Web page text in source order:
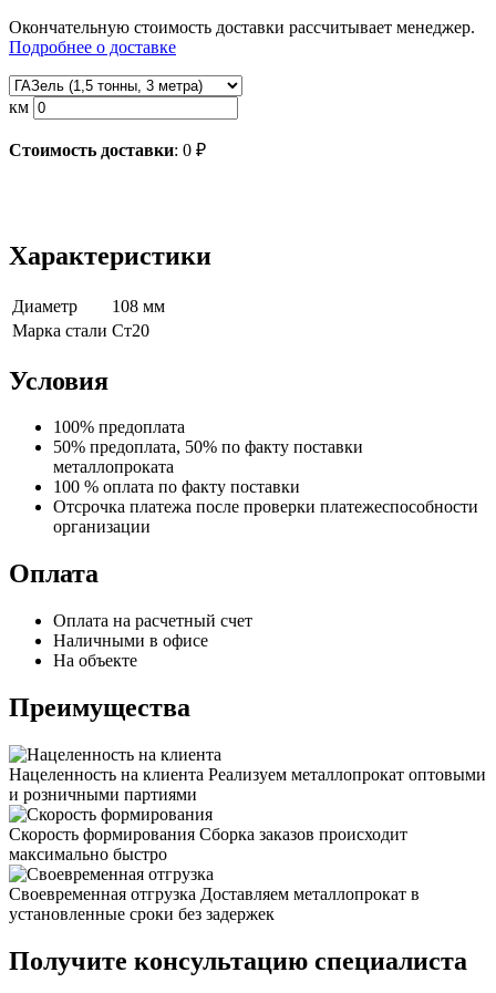
Окончательную стоимость доставки рассчитывает менеджер.
Подробнее о доставке
км
Стоимость доставки: 0 ₽
Характеристики
Диаметр
108 мм
Марка стали Ст20
Условия
100% предоплата
50% предоплата, 50% по факту поставки
металлопроката
100 % оплата по факту поставки
Отсрочка платежа после проверки платежеспособности
организации
Оплата
Оплата на расчетный счет
Наличными в офисе
На объекте
Преимущества
Нацеленность на клиента Реализуем металлопрокат оптовыми
и розничными партиями
Скорость формирования Сборка заказов происходит
максимально быстро
Своевременная отгрузка Доставляем металлопрокат в
установленные сроки без задержек
Получите консультацию специалиста